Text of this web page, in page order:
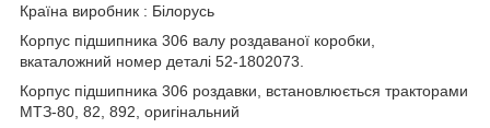
Країна виробник : Білорусь
Корпус підшипника 306 валу роздаваної коробки,
вкаталожний номер деталі 52-1802073.
Корпус підшипника 306 роздавки, встановлюється тракторами
МТЗ-80, 82, 892, оригінальний